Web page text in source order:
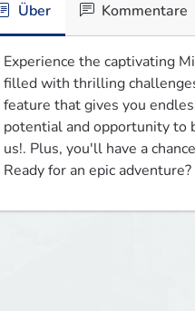
Über Kommentare
Experience the captivating
filled with thrilling
feature that gives you
potential and opportunity to
us!. Plus, you'll have a
Ready for an epic